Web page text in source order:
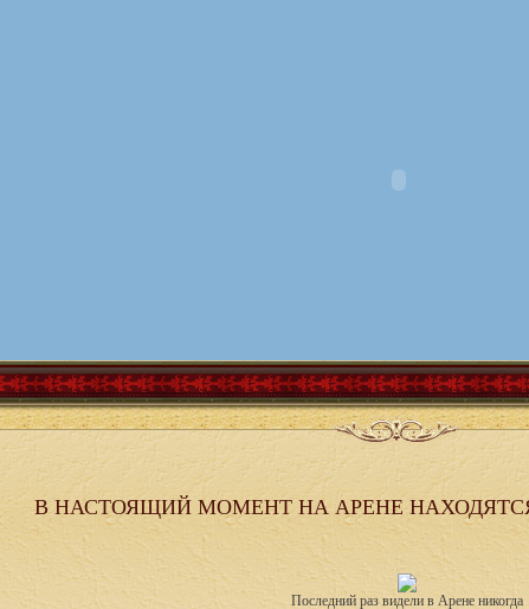
В НАСТОЯЩИЙ МОМЕНТ НА АРЕНЕ
Последний раз видели в Арене никогда